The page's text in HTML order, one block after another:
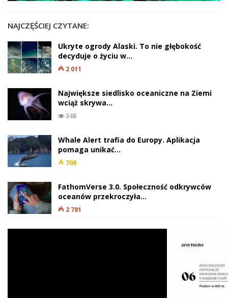
NAJCZĘŚCIEJ CZYTANE:
Ukryte ogrody Alaski. To nie głębokość
decyduje o życiu w…
2 011
Największe siedlisko oceaniczne na Ziemi
wciąż skrywa…
348
Whale Alert trafia do Europy. Aplikacja
pomaga unikać…
708
FathomVerse 3.0. Społeczność odkrywców
oceanów przekroczyła…
2 781